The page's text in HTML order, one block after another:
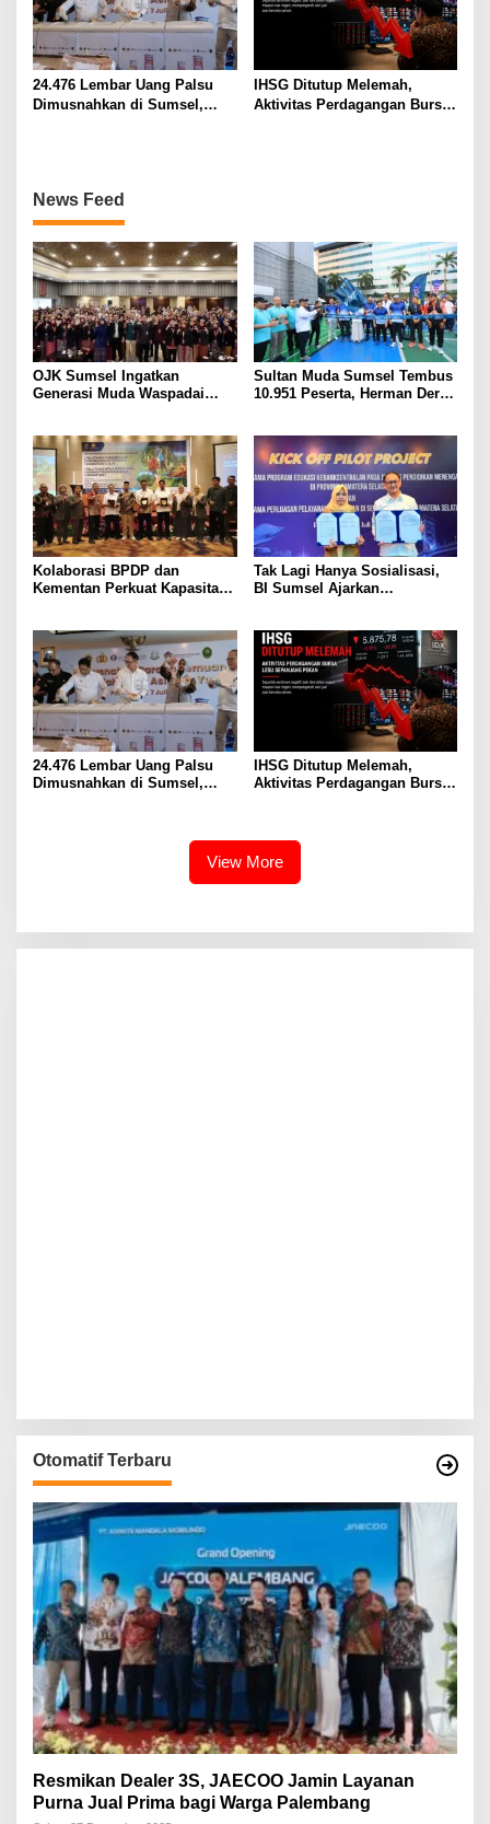
24.476 Lembar Uang Palsu
Dimusnahkan di Sumsel,
IHSG Ditutup Melemah,
Aktivitas Perdagangan Bursa
News Feed
OJK Sumsel Ingatkan
Generasi Muda Waspadai
Literasi Keuangan
Sultan Muda Sumsel Tembus
10.951 Peserta, Herman Deru
Kolaborasi BPDP dan
Kementan Perkuat Kapasitas
Tak Lagi Hanya Sosialisasi,
BI Sumsel Ajarkan
Uang
24.476 Lembar Uang Palsu
Dimusnahkan di Sumsel,
IHSG Ditutup Melemah,
Aktivitas Perdagangan Bursa
View More
Otomatif Terbaru
Resmikan Dealer 3S, JAECOO Jamin Layanan
Purna Jual Prima bagi Warga Palembang